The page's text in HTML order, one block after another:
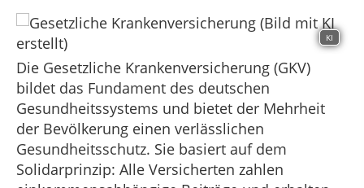
KI
Die Gesetzliche Krankenversicherung (GKV)
bildet das Fundament des deutschen
Gesundheitssystems und bietet der Mehrheit
der Bevölkerung einen verlässlichen
Gesundheitsschutz. Sie basiert auf dem
Solidarprinzip: Alle Versicherten zahlen